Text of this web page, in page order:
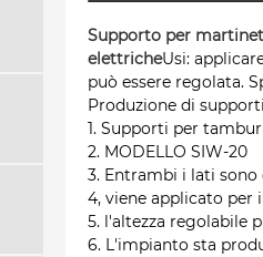
Supporto per
elettricheUsi:
può essere regolata.
Produzione di
1. Supporti per
2. MODELLO SIW-20
3. Entrambi i lati
4, viene applicato per
5. l'altezza regolabile
6. L'impianto sta